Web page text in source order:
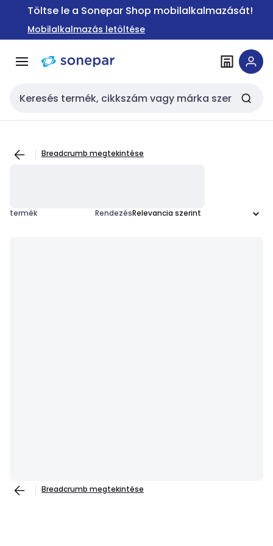
Ugrás a
Ugrás a
tartalomra
Töltse le a Sonepar Shop mobilalkalmazását!
Mobilalkalmazás letöltése
Keresési bemenet
Breadcrumb megtekintése
termék Rendezés
Breadcrumb megtekintése